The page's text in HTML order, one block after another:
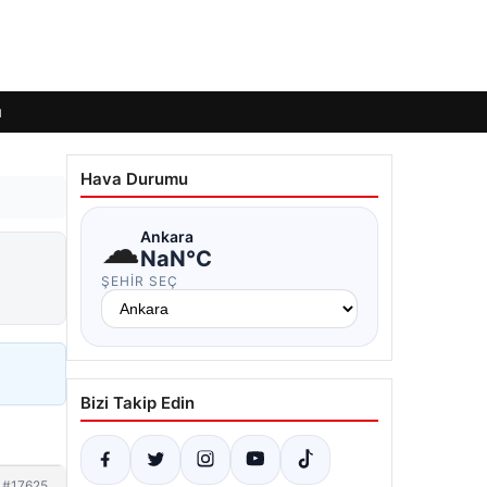
Hava Durumu
☁Ankara
NaN°C
ŞEHIR SEÇ
Bizi Takip Edin